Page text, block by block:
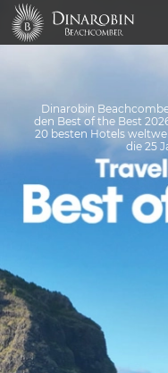
Dinarobin
den Best of the Best
20 besten Hotels
die 25